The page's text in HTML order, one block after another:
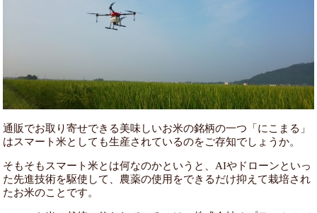
通販でお取り寄せできる美味しいお米の銘柄の一つ「にこまる」
はスマート米としても生産されているのをご存知でしょうか。
そもそもスマート米とは何なのかというと、AIやドローンといっ
た先進技術を駆使して、農薬の使用をできるだけ抑えて栽培され
たお米のことです。